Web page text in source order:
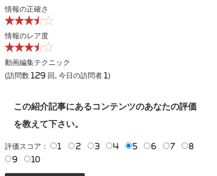
情報の正確さ
情報のレア度
動画編集テクニック
(訪問数 129 回, 今日の訪問者 1)
この紹介記事にあるコンテンツのあなたの評価
を教えて下さい。
評価スコア： 1 2 3 4 5 6 7
8
9
10